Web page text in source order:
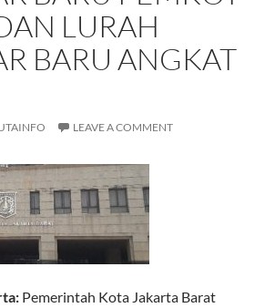
LURAH
BARU ANGKAT
LEAVE A COMMENT
Pemerintah Kota Jakarta Barat